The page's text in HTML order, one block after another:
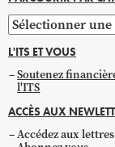
Parcourir
par
catégorie
L'ITS ET VOUS
Soutenez
l'ITS
ACCÈS AUX
Accédez aux